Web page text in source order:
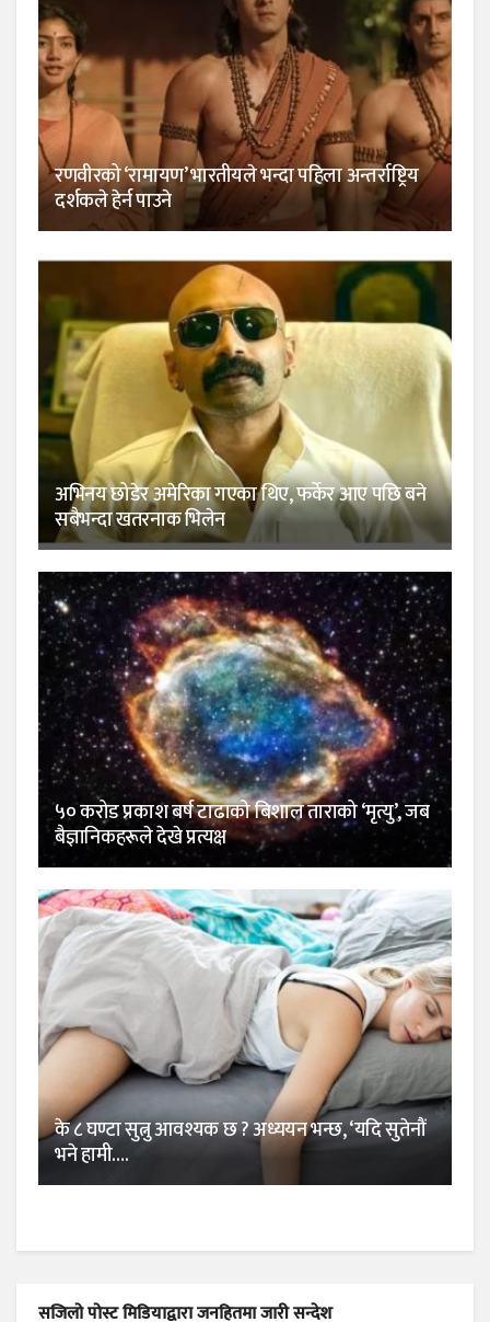
रणवीरको ‘रामायण’ भारतीयले भन्दा पहिला अन्तर्राष्ट्रिय
दर्शकले हेर्न पाउने
अभिनय छोडेर अमेरिका गएका थिए, फर्केर आए पछि बने
सबैभन्दा खतरनाक भिलेन
५० करोड प्रकाश बर्ष टाढाको बिशाल ताराको ‘मृत्यु’, जब
बैज्ञानिकहरूले देखे प्रत्यक्ष
के ८ घण्टा सुत्नु आवश्यक छ ? अध्ययन भन्छ, ‘यदि सुतेनौं
भने हामी….
सजिलो पोस्ट मिडियाद्वारा जनहितमा जारी सन्देश